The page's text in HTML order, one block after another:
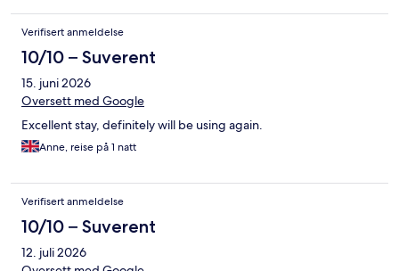
Verifisert anmeldelse
10/10 – Suverent
15. juni 2026
Oversett med Google
Excellent stay, definitely will be using again.
Anne, reise på 1 natt
Verifisert anmeldelse
10/10 – Suverent
12. juli 2026